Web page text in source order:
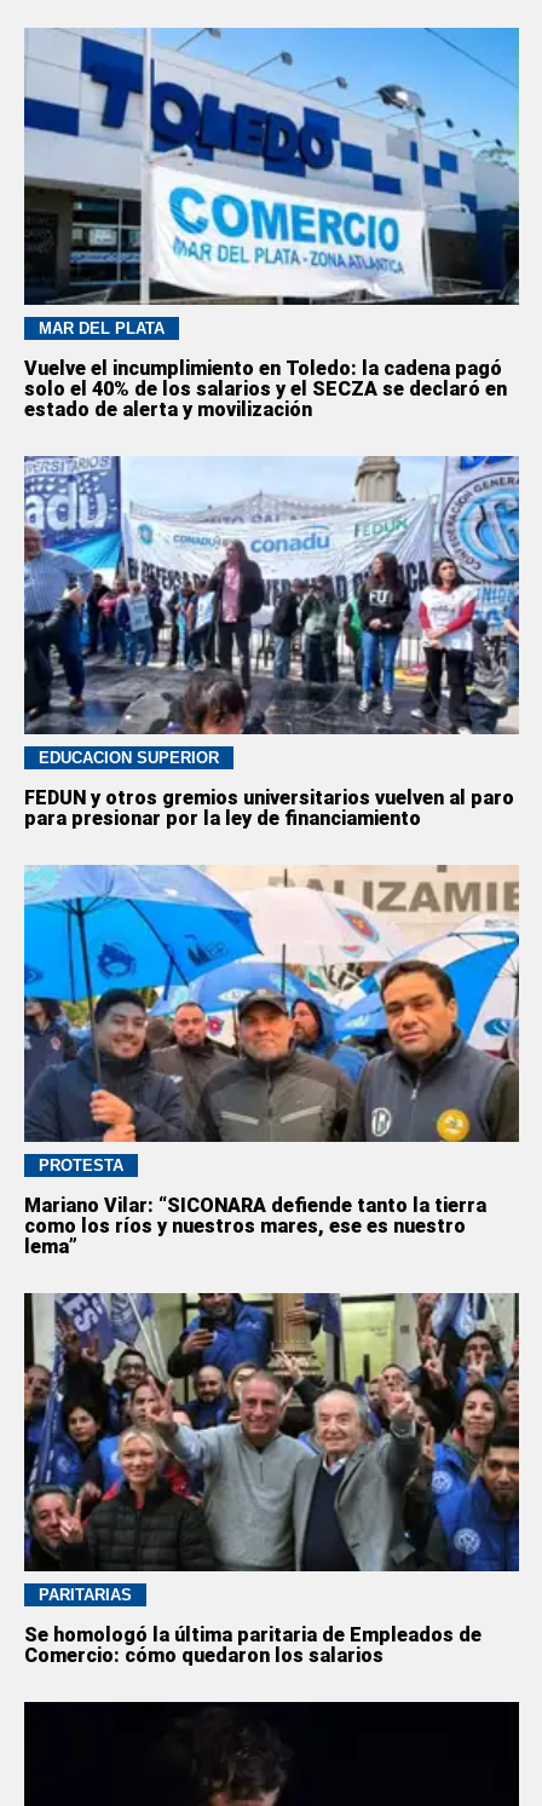
MAR DEL PLATA
Vuelve el incumplimiento en Toledo: la cadena pagó
solo el 40% de los salarios y el SECZA se declaró en
estado de alerta y movilización
EDUCACION SUPERIOR
FEDUN y otros gremios universitarios vuelven al paro
para presionar por la ley de financiamiento
PROTESTA
Mariano Vilar: “SICONARA defiende tanto la tierra
como los ríos y nuestros mares, ese es nuestro
lema”
PARITARIAS
Se homologó la última paritaria de Empleados de
Comercio: cómo quedaron los salarios